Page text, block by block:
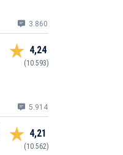
3.860
4,24
(10.593)
5.914
4,21
(10.562)